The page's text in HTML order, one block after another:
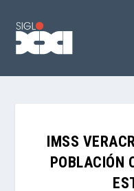
IMSS
POBLACIÓN